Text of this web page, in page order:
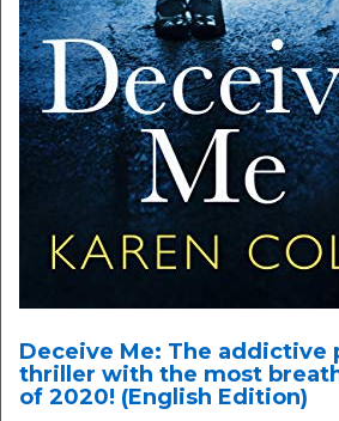
Deceive Me: The addictive
thriller with the most
of 2020! (English Edition)